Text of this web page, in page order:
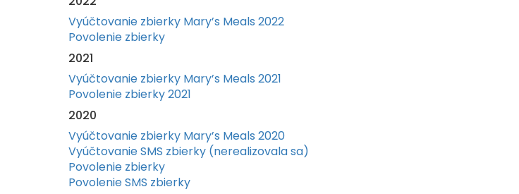
Vyúčtovanie zbierky Mary’s Meals 2022
Povolenie zbierky
2021
Vyúčtovanie zbierky Mary’s Meals 2021
Povolenie zbierky 2021
2020
Vyúčtovanie zbierky Mary’s Meals 2020
Vyúčtovanie SMS zbierky (nerealizovala sa)
Povolenie zbierky
Povolenie SMS zbierky